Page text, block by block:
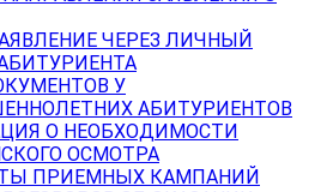
ЧЕРЕЗ ЛИЧНЫЙ
У
АБИТУРИЕНТОВ
О НЕОБХОДИМОСТИ
ОСМОТРА
ПРИЕМНЫХ КАМПАНИЙ